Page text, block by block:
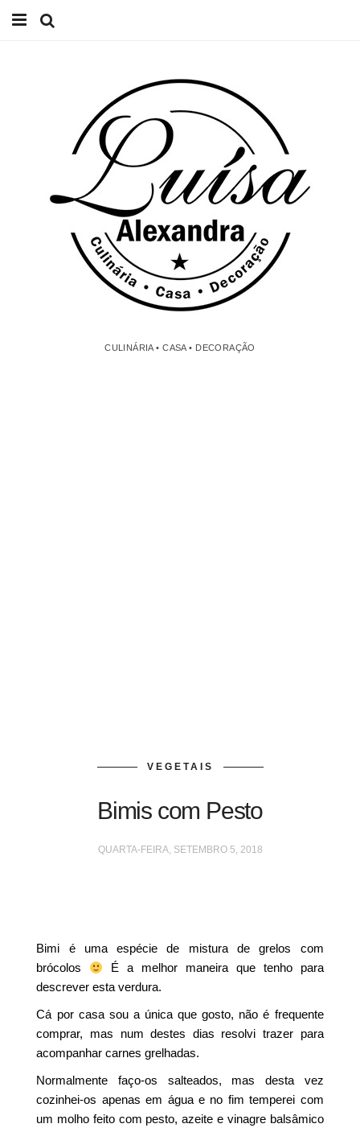
CULINÁRIA • CASA • DECORAÇÃO
VEGETAIS
Bimis com Pesto
QUARTA-FEIRA, SETEMBRO 5, 2018
Bimi é uma espécie de mistura de grelos com
brócolos
É a melhor maneira que tenho para
descrever esta verdura.
Cá por casa sou a única que gosto, não é frequente
comprar, mas num destes dias resolvi trazer para
acompanhar carnes grelhadas.
Normalmente faço-os salteados, mas desta vez
cozinhei-os apenas em água e no fim temperei com
um molho feito com pesto, azeite e vinagre balsâmico